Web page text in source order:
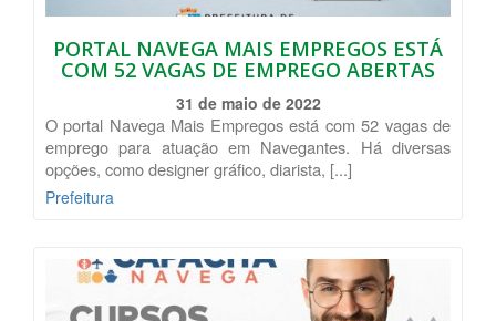
PORTAL NAVEGA MAIS EMPREGOS ESTÁ
COM 52 VAGAS DE EMPREGO ABERTAS
31 de maio de 2022
O portal Navega Mais Empregos está com 52 vagas de
emprego para atuação em Navegantes. Há diversas
opções, como designer gráfico, diarista, [...]
Prefeitura